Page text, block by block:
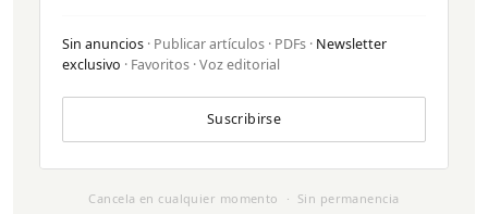
Sin anuncios · Publicar artículos · PDFs · Newsletter
exclusivo · Favoritos · Voz editorial
Suscribirse
Cancela en cualquier momento · Sin permanencia